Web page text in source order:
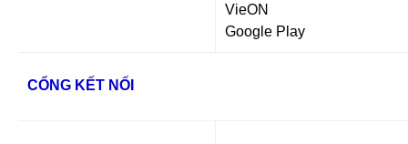
VieON
Google Play
CỔNG KẾT NỐI